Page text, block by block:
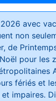
avec
non
de
pour les
fériés et
impaires.